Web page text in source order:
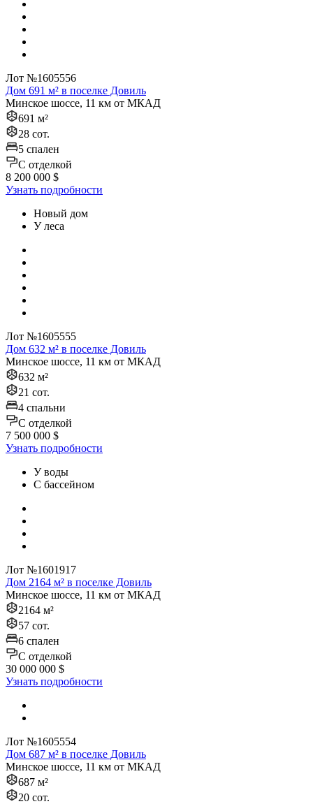
Лот №1605556
Дом 691 м² в поселке Довиль
Минское шоссе, 11 км от МКАД
691 м²
28 сот.
5 спален
C отделкой
8 200 000 $
Узнать подробности
Новый дом
У леса
Лот №1605555
Дом 632 м² в поселке Довиль
Минское шоссе, 11 км от МКАД
632 м²
21 сот.
4 спальни
C отделкой
7 500 000 $
Узнать подробности
У воды
С бассейном
Лот №1601917
Дом 2164 м² в поселке Довиль
Минское шоссе, 11 км от МКАД
2164 м²
57 сот.
6 спален
C отделкой
30 000 000 $
Узнать подробности
Лот №1605554
Дом 687 м² в поселке Довиль
Минское шоссе, 11 км от МКАД
687 м²
20 сот.